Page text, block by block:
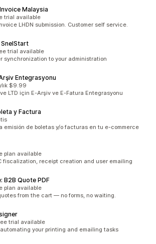
Malaysia
trial available
LHDN submission. Customer self service.
trial available
synchronization to your administration
Entegrasyonu
$9.99
LTD için E-Arşiv ve E-Fatura Entegrasyonu
y Factura
emisión de boletas y/o facturas en tu e-commerce
plan available
fiscalization, receipt creation and user emailing
B2B Quote PDF
plan available
from the cart — no forms, no waiting.
trial available
your printing and emailing tasks